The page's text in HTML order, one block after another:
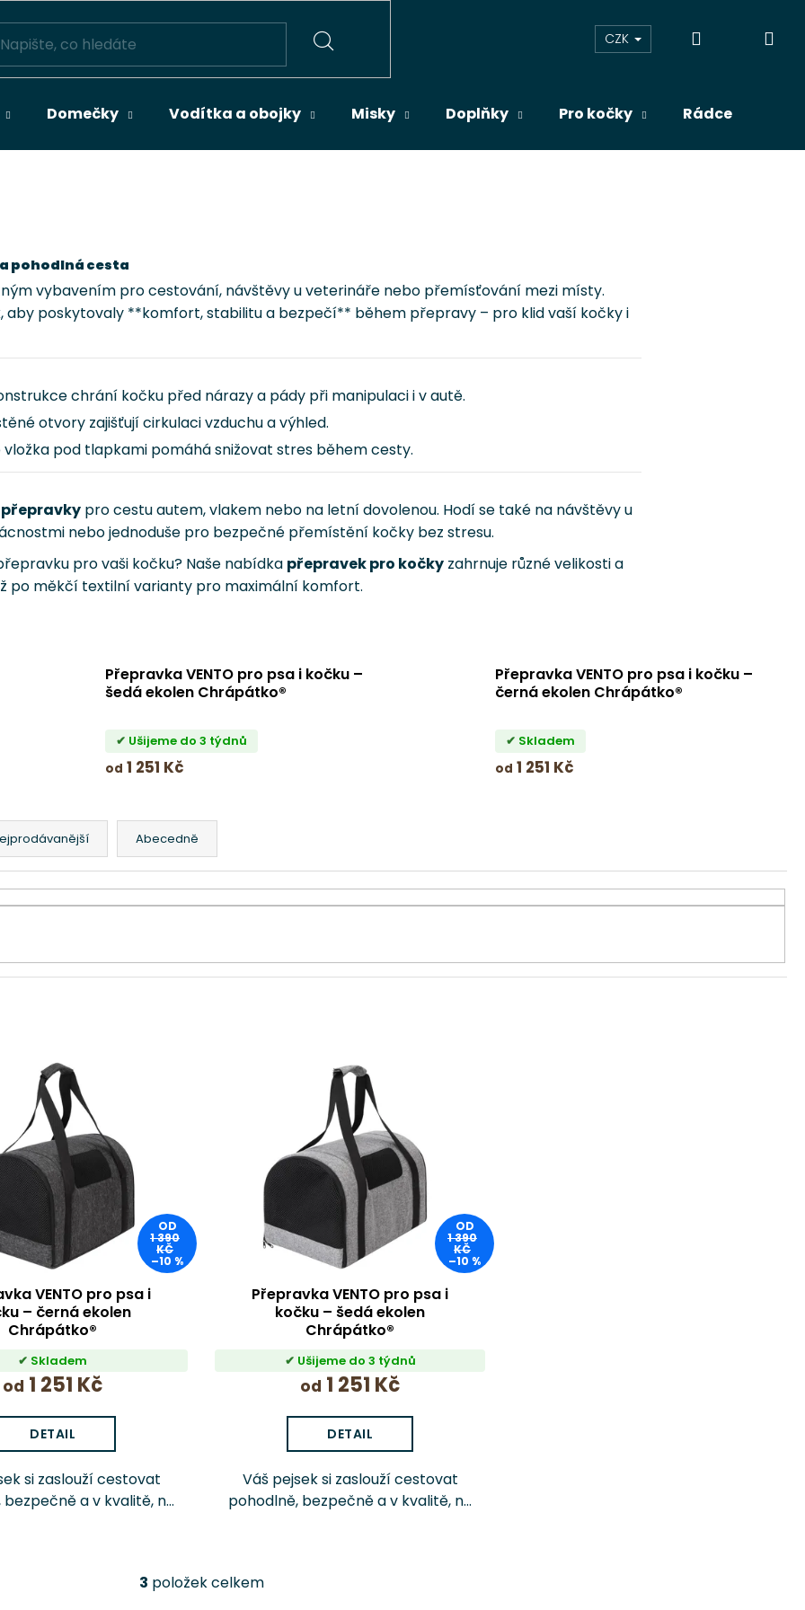
HLEDAT
Domečky Vodítka a obojky Misky Doplňky Pro kočky Rádce
CZK Přihlášení
pohodlná cesta
vybavením pro cestování, návštěvy u veterináře nebo přemísťování mezi místy.
aby poskytovaly **komfort, stabilitu a bezpečí** během přepravy – pro klid vaší kočky i
chrání kočku před nárazy a pády při manipulaci i v autě.
otvory zajišťují cirkulaci vzduchu a výhled.
pod tlapkami pomáhá snižovat stres během cesty.
pro cestu autem, vlakem nebo na letní dovolenou. Hodí se také na návštěvy u
nebo jednoduše pro bezpečné přemístění kočky bez stresu.
pro vaši kočku? Naše nabídka přepravek pro kočky zahrnuje různé velikosti a
po měkčí textilní varianty pro maximální komfort.
Přepravka VENTO pro psa i kočku –
šedá ekolen Chrápátko®
Ušijeme do 3 týdnů
od 1 251 Kč
Přepravka VENTO pro psa i kočku –
černá ekolen Chrápátko®
Skladem
od 1 251 Kč
Abecedně
OD
1 390
KČ
–10 %
VENTO pro psa i
– černá ekolen
Chrápátko®
Skladem
od 1 251 Kč
DETAIL
si zaslouží cestovat
a v kvalitě, na
– jde o prémiově...
OD
1 390
KČ
–10 %
Přepravka VENTO pro psa i
kočku – šedá ekolen
Chrápátko®
Ušijeme do 3 týdnů
od 1 251 Kč
DETAIL
Váš pejsek si zaslouží cestovat
pohodlně, bezpečně a v kvalitě, na
varianta – jde o prémiově...
O
3 položek celkem